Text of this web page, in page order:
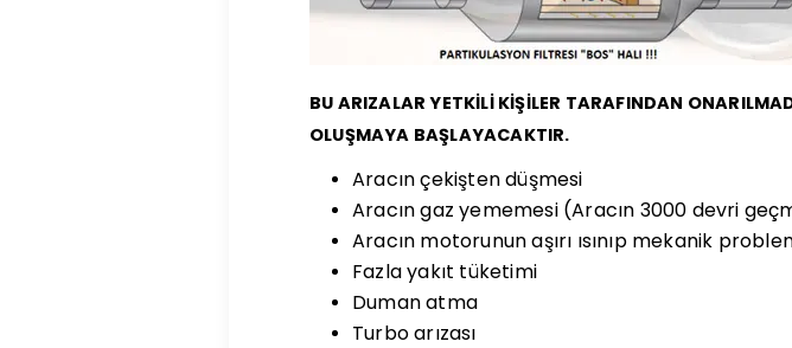
BU ARIZALAR YETKİLİ KİŞİLER TARAFINDAN
OLUŞMAYA BAŞLAYACAKTIR.
Aracın çekişten düşmesi
Aracın gaz yememesi (Aracın 3000 devri
Aracın motorunun aşırı ısınıp mekanik
Fazla yakıt tüketimi
Duman atma
Turbo arızası